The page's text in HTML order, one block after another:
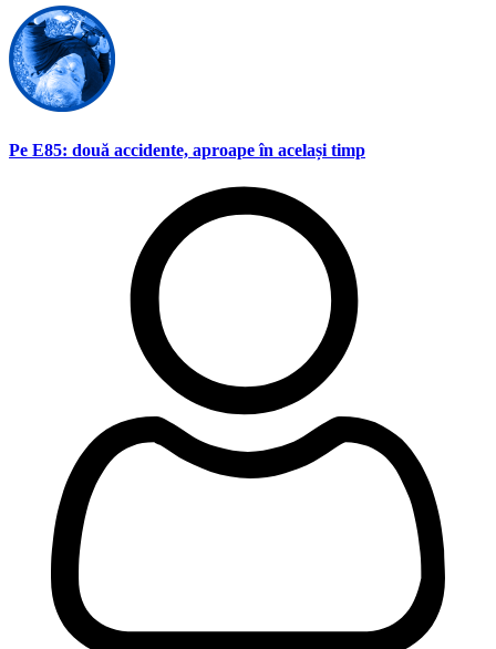
Pe E85: două accidente, aproape în același timp